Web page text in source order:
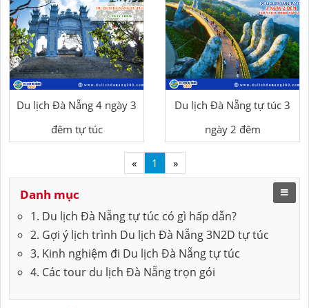
Du lịch Đà Nẵng 4 ngày 3
đêm tự túc
Du lịch Đà Nẵng tự túc 3
ngày 2 đêm
« 1 »
Danh mục
1. Du lịch Đà Nẵng tự túc có gì hấp dẫn?
2. Gợi ý lịch trình Du lịch Đà Nẵng 3N2D tự túc
3. Kinh nghiệm đi Du lịch Đà Nẵng tự túc
4. Các tour du lịch Đà Nẵng trọn gói